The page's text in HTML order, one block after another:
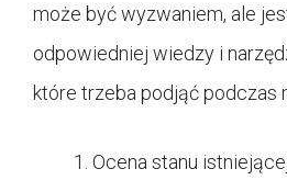
może być wyzwaniem, ale
odpowiedniej wiedzy i
które trzeba podjąć podczas
Ocena stanu